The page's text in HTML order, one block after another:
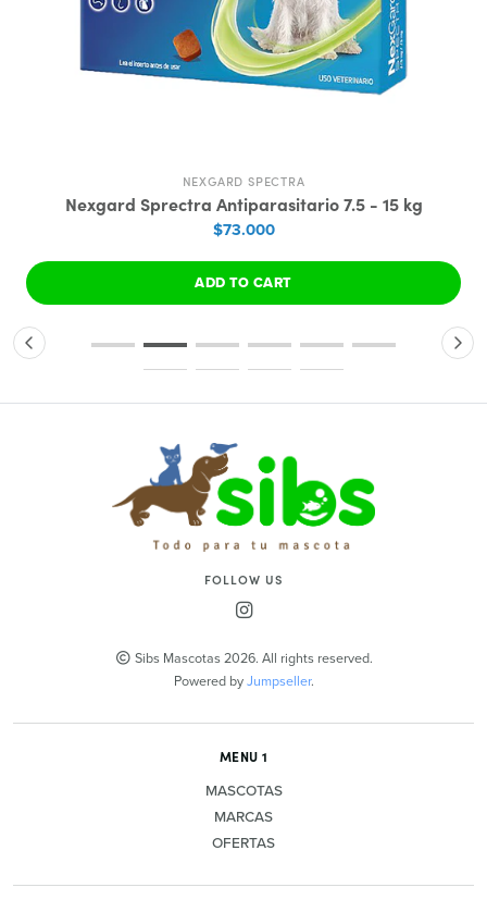
NEXGARD SPECTRA
Nexgard Sprectra Antiparasitario 7.5 - 15 kg
$73.000
ADD TO CART
FOLLOW US
Sibs Mascotas 2026. All rights reserved.
Powered byJumpseller.
MENU 1
MASCOTAS
MARCAS
OFERTAS